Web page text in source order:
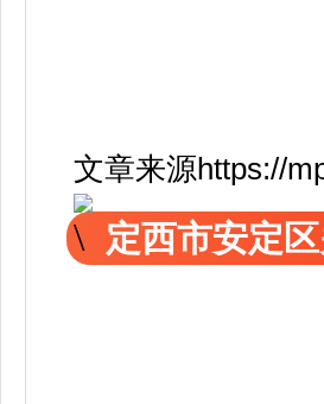
文章来源https://
定西市安定